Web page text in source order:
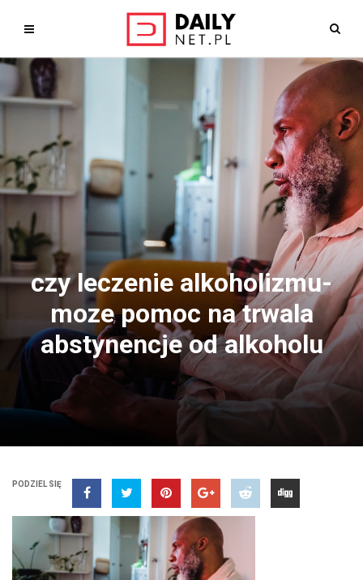
czy leczenie alkoholizmu-
moze pomoc na trwala
abstynencje od alkoholu
PODZIEL SIĘ